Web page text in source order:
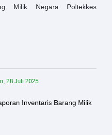
Milik Negara Poltekkes
28 Juli 2025
Inventaris Barang Milik